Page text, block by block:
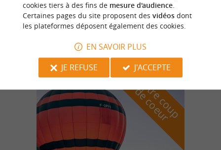
La plage du bac de Sors
n
o
t
r
e
c
o
u
p
d
e
c
o
e
u
r
cookies tiers à des fins de mesure d'audience.
Certaines pages du site proposent des vidéosdont
les plateformes déposent également des cookies.
EN SAVOIR PLUS
JE REFUSE
J'ACCEPTE